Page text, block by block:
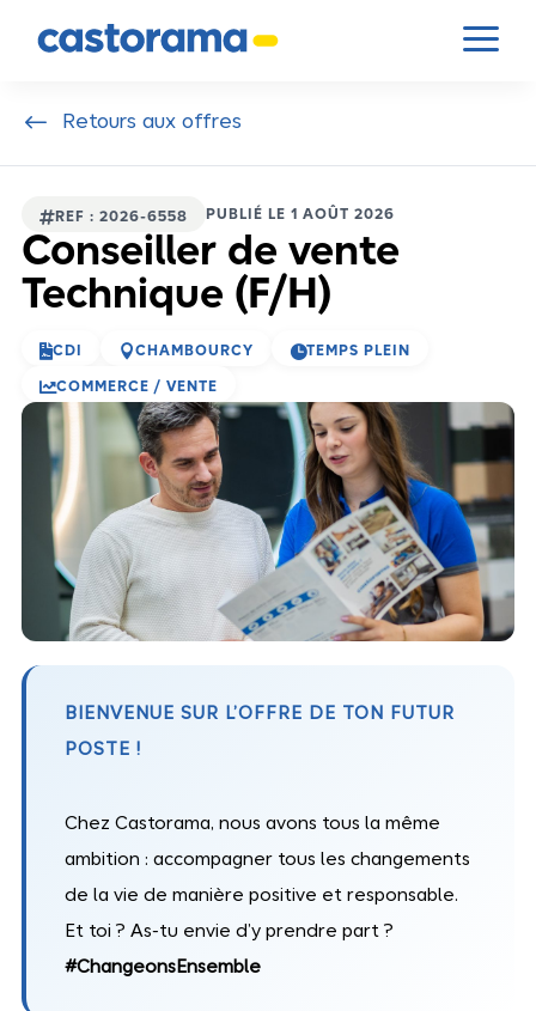
a
# Retours aux offres
REF : 2026-6558 PUBLIÉ LE 1 AOÛT 2026
Conseiller de vente
Technique (F/H)
CDI CHAMBOURCY TEMPS PLEIN
COMMERCE / VENTE
BIENVENUE SUR L’OFFRE DE TON FUTUR
POSTE !
Chez Castorama, nous avons tous la même
ambition : accompagner tous les changements
de la vie de manière positive et responsable.
Et toi ? As-tu envie d’y prendre part ?
#ChangeonsEnsemble